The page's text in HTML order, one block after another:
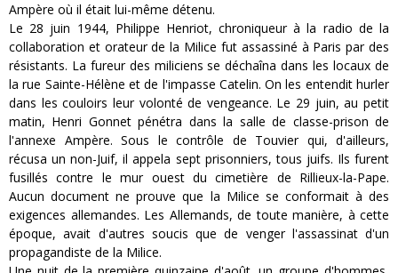
Ampère où il était lui-même détenu.
Le 28 juin 1944, Philippe Henriot, chroniqueur à la radio de la
collaboration et orateur de la Milice fut assassiné à Paris par des
résistants. La fureur des miliciens se déchaîna dans les locaux de
la rue Sainte-Hélène et de l'impasse Catelin. On les entendit hurler
dans les couloirs leur volonté de vengeance. Le 29 juin, au petit
matin, Henri Gonnet pénétra dans la salle de classe-prison de
l'annexe Ampère. Sous le contrôle de Touvier qui, d'ailleurs,
récusa un non-Juif, il appela sept prisonniers, tous juifs. Ils furent
fusillés contre le mur ouest du cimetière de Rillieux-la-Pape.
Aucun document ne prouve que la Milice se conformait à des
exigences allemandes. Les Allemands, de toute manière, à cette
époque, avait d'autres soucis que de venger l'assassinat d'un
propagandiste de la Milice.